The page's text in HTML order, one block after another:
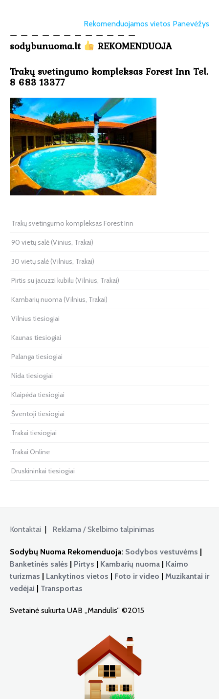
Rekomenduojamos vietos Panevėžys
– – – – – – – – – – – –
sodybunuoma.lt
REKOMENDUOJA
Trakų svetingumo kompleksas Forest Inn Tel.
8 683 13377
Trakų svetingumo kompleksas Forest Inn
90 vietų salė (Vinius, Trakai)
30 vietų salė (Vilnius, Trakai)
Pirtis su jacuzzi kubilu (Vilnius, Trakai)
Kambarių nuoma (Vilnius, Trakai)
Vilnius tiesiogiai
Kaunas tiesiogiai
Palanga tiesiogiai
Nida tiesiogiai
Klaipėda tiesiogiai
Šventoji tiesiogiai
Trakai tiesiogiai
Trakai Online
Druskininkai tiesiogiai
Kontaktai | Reklama / Skelbimo talpinimas
Sodybų Nuoma Rekomenduoja: Sodybos vestuvėms |
Banketinės salės | Pirtys | Kambarių nuoma | Kaimo
turizmas | Lankytinos vietos | Foto ir video | Muzikantai ir
vedėjai | Transportas
Svetainė sukurta UAB „Mandulis” ©2015